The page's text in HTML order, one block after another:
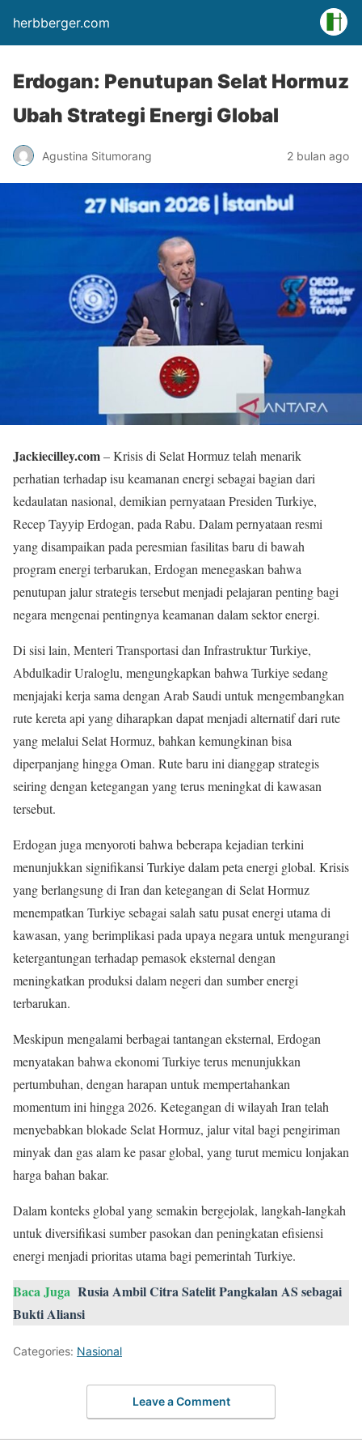
herbberger.com
Erdogan: Penutupan Selat Hormuz
Ubah Strategi Energi Global
Agustina Situmorang 2 bulan ago
Jackiecilley.com– Krisis di Selat Hormuz telah menarik
perhatian terhadap isu keamanan energi sebagai bagian dari
kedaulatan nasional, demikian pernyataan Presiden Turkiye,
Recep Tayyip Erdogan, pada Rabu. Dalam pernyataan resmi
yang disampaikan pada peresmian fasilitas baru di bawah
program energi terbarukan, Erdogan menegaskan bahwa
penutupan jalur strategis tersebut menjadi pelajaran penting bagi
negara mengenai pentingnya keamanan dalam sektor energi.
Di sisi lain, Menteri Transportasi dan Infrastruktur Turkiye,
Abdulkadir Uraloglu, mengungkapkan bahwa Turkiye sedang
menjajaki kerja sama dengan Arab Saudi untuk mengembangkan
rute kereta api yang diharapkan dapat menjadi alternatif dari rute
yang melalui Selat Hormuz, bahkan kemungkinan bisa
diperpanjang hingga Oman. Rute baru ini dianggap strategis
seiring dengan ketegangan yang terus meningkat di kawasan
tersebut.
Erdogan juga menyoroti bahwa beberapa kejadian terkini
menunjukkan signifikansi Turkiye dalam peta energi global. Krisis
yang berlangsung di Iran dan ketegangan di Selat Hormuz
menempatkan Turkiye sebagai salah satu pusat energi utama di
kawasan, yang berimplikasi pada upaya negara untuk mengurangi
ketergantungan terhadap pemasok eksternal dengan
meningkatkan produksi dalam negeri dan sumber energi
terbarukan.
Meskipun mengalami berbagai tantangan eksternal, Erdogan
menyatakan bahwa ekonomi Turkiye terus menunjukkan
pertumbuhan, dengan harapan untuk mempertahankan
momentum ini hingga 2026. Ketegangan di wilayah Iran telah
menyebabkan blokade Selat Hormuz, jalur vital bagi pengiriman
minyak dan gas alam ke pasar global, yang turut memicu lonjakan
harga bahan bakar.
Dalam konteks global yang semakin bergejolak, langkah-langkah
untuk diversifikasi sumber pasokan dan peningkatan efisiensi
energi menjadi prioritas utama bagi pemerintah Turkiye.
Baca Juga Rusia Ambil Citra Satelit Pangkalan AS sebagai
Bukti Aliansi
Categories: Nasional
Leave a Comment